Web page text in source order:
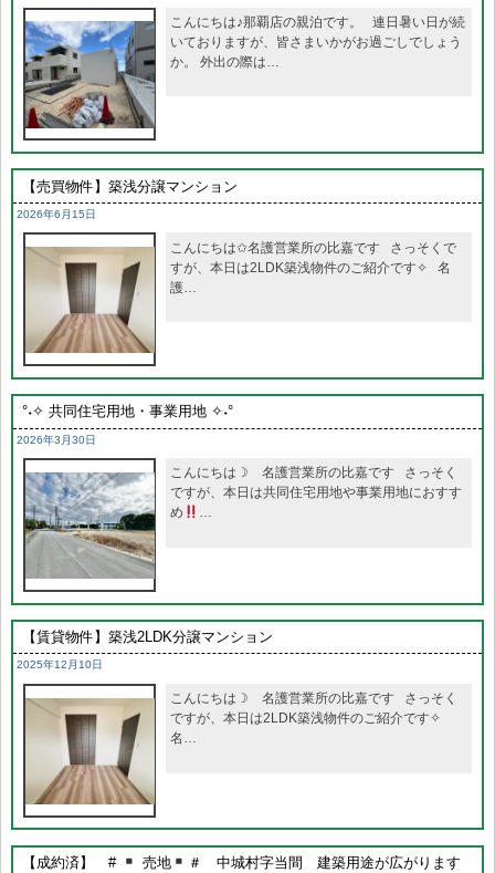
こんにちは♪那覇店の親泊です。 連日暑い日が続
いておりますが、皆さまいかがお過ごしでしょう
か。 外出の際は…
【売買物件】築浅分譲マンション
2026年6月15日
こんにちは✩名護営業所の比嘉です さっそくで
すが、本日は2LDK築浅物件のご紹介です✧ 名
護…
°˖✧ 共同住宅用地・事業用地 ✧˖°
2026年3月30日
こんにちは☽ 名護営業所の比嘉です さっそく
ですが、本日は共同住宅用地や事業用地におすす
め
…
【賃貸物件】築浅2LDK分譲マンション
2025年12月10日
こんにちは☽ 名護営業所の比嘉です さっそく
ですが、本日は2LDK築浅物件のご紹介です✧
名…
【成約済】 # 売地 ＃ 中城村字当間 建築用途が広がります